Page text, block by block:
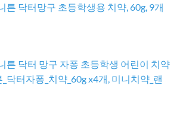
튼 닥터망구 초등학생용 치약, 60g, 9개
튼 닥터 망구 자퐁 초등학생 어린이 치약
닥터자퐁_치약_60g x4개, 미니치약_랜